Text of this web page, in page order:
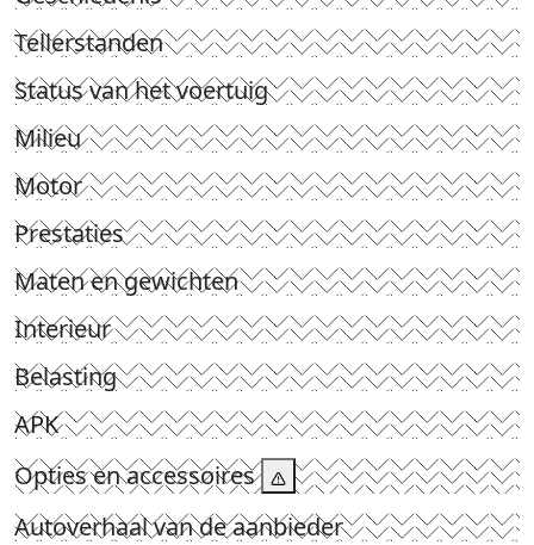
Tellerstanden
Status van het voertuig
Milieu
Motor
Prestaties
Maten en gewichten
Interieur
Belasting
APK
Opties en accessoires
Autoverhaal van de aanbieder